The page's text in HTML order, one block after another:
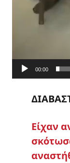
00:00
Eίχαν